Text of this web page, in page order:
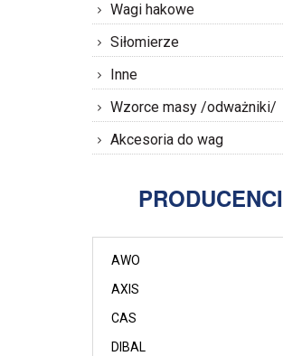
Wagi hakowe
Siłomierze
Inne
Wzorce masy /odważniki/
Akcesoria do wag
PRODUCENCI
AWO
AXIS
CAS
DIBAL